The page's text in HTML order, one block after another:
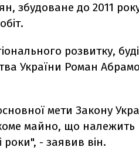
збудоване до 2011
розвитку,
України Роман
мети Закону
майно, що належить
- заявив він.